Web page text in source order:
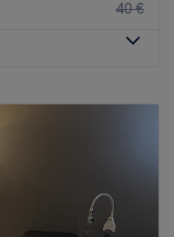
40 €
23:00
23:00